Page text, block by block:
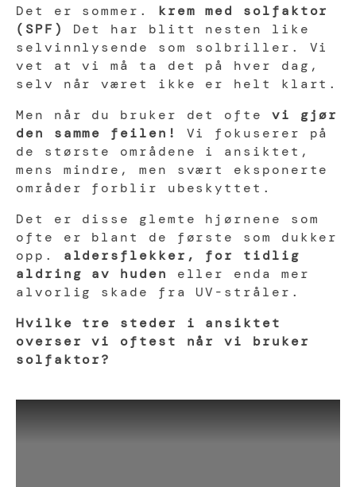
Det er sommer. krem med solfaktor
(SPF)
Det har blitt nesten like
selvinnlysende som solbriller. Vi
vet at vi må ta det på hver dag,
selv når været ikke er helt klart.
Men når du bruker det ofte vi gjør
den samme feilen!
Vi fokuserer på
de største områdene i ansiktet,
mens mindre, men svært eksponerte
områder forblir ubeskyttet.
Det er disse glemte hjørnene som
ofte er blant de første som dukker
opp. aldersflekker, for tidlig
aldring av huden
eller enda mer
alvorlig skade fra UV-stråler.
Hvilke tre steder i ansiktet
overser vi oftest når vi bruker
solfaktor?